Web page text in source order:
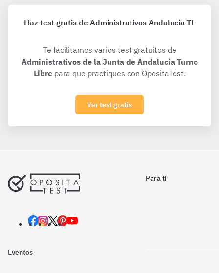
Haz test gratis de Administrativos Andalucía TL
Te facilitamos varios test gratuitos de
Administrativos de la Junta de Andalucía Turno
Librepara que practiques con OpositaTest.
Ver test gratis
Para ti
Eventos